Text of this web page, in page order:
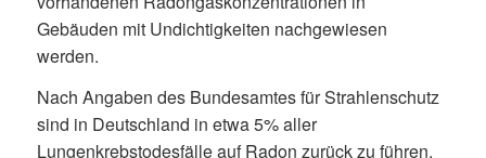
Gebäuden mit Undichtigkeiten nachgewiesen
werden.
Nach Angaben des Bundesamtes für Strahlenschutz
sind in Deutschland in etwa 5% aller
Lungenkrebstodesfälle auf Radon zurück zu führen.